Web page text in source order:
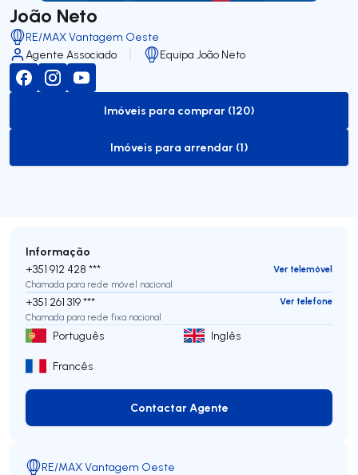
João Neto
RE/MAX Vantagem Oeste
Agente Associado
Equipa João Neto
to-buy-listing
Imóveis para comprar (120)
to-rent-listing
Imóveis para arrendar (1)
Informação
+351 912 428 ***
Ver telemóvel
Chamada para rede móvel nacional
+351 261 319 ***
Ver telefone
Chamada para rede fixa nacional
Português Inglês
Francês
Contactar Agente
Contactar Agente
RE/MAX Vantagem Oeste